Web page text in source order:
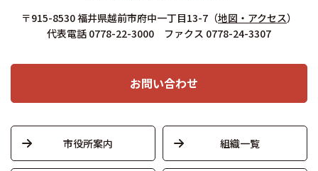
〒915-8530 福井県越前市府中一丁目13-7 （地図・アクセス）
代表電話 0778-22-3000 ファクス 0778-24-3307
お問い合わせ
市役所案内 組織一覧